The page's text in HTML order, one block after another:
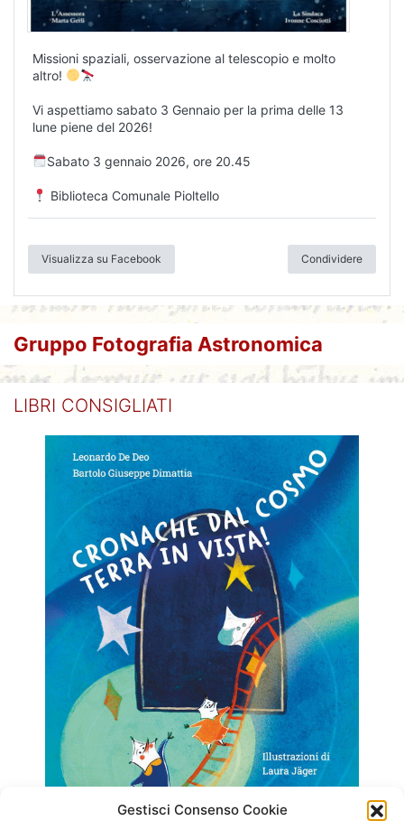
Gestisci Consenso Cookie
Missioni spaziali, osservazione al telescopio e molto
altro!
Vi aspettiamo sabato 3 Gennaio per la prima delle 13
lune piene del 2026!
Sabato 3 gennaio 2026, ore 20.45
Biblioteca Comunale Pioltello
Visualizza su Facebook Condividere
Gruppo Fotografia Astronomica
LIBRI CONSIGLIATI